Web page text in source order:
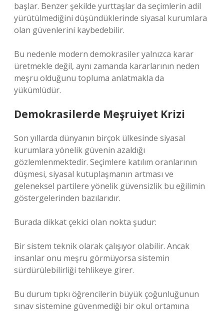
başlar. Benzer şekilde yurttaşlar da seçimlerin adil
yürütülmediğini düşündüklerinde siyasal kurumlara
olan güvenlerini kaybedebilir.
Bu nedenle modern demokrasiler yalnızca karar
üretmekle değil, aynı zamanda kararlarının neden
meşru olduğunu topluma anlatmakla da
yükümlüdür.
Demokrasilerde Meşruiyet Krizi
Son yıllarda dünyanın birçok ülkesinde siyasal
kurumlara yönelik güvenin azaldığı
gözlemlenmektedir. Seçimlere katılım oranlarının
düşmesi, siyasal kutuplaşmanın artması ve
geleneksel partilere yönelik güvensizlik bu eğilimin
göstergelerinden bazılarıdır.
Burada dikkat çekici olan nokta şudur:
Bir sistem teknik olarak çalışıyor olabilir. Ancak
insanlar onu meşru görmüyorsa sistemin
sürdürülebilirliği tehlikeye girer.
Bu durum tıpkı öğrencilerin büyük çoğunluğunun
sınav sistemine güvenmediği bir okul ortamına